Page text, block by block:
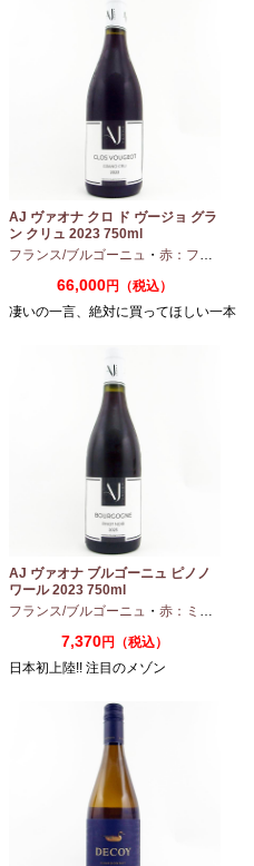
AJ ヴァオナ クロ ド ヴージョ グラ
ン クリュ 2023 750ml
フランス/ブルゴーニュ ・ 赤：フルボディ
66,000円（税込）
凄いの一言、絶対に買ってほしい一本
AJ ヴァオナ ブルゴーニュ ピノノ
ワール 2023 750ml
フランス/ブルゴーニュ ・ 赤：ミディアムボディ
7,370円（税込）
日本初上陸!! 注目のメゾン